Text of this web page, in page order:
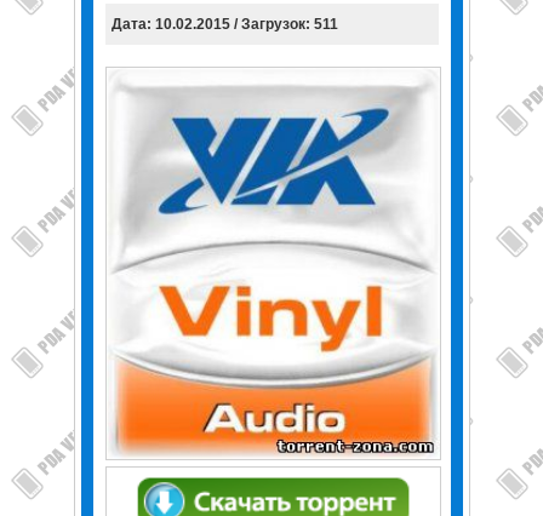
Дата: 10.02.2015 / Загрузок: 511